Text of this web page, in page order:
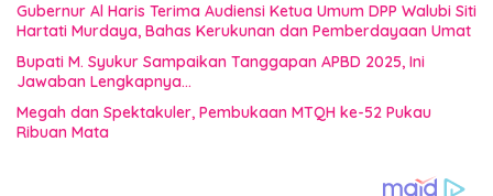
Gubernur Al Haris Terima Audiensi Ketua Umum DPP Walubi Siti
Hartati Murdaya, Bahas Kerukunan dan Pemberdayaan Umat
Bupati M. Syukur Sampaikan Tanggapan APBD 2025, Ini
Jawaban Lengkapnya…
Megah dan Spektakuler, Pembukaan MTQH ke-52 Pukau
Ribuan Mata